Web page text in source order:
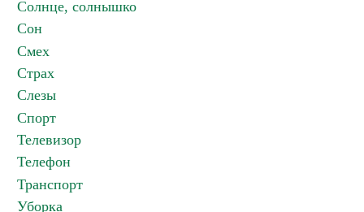
Солнце, солнышко
Сон
Смех
Страх
Слезы
Спорт
Телевизор
Телефон
Транспорт
Уборка